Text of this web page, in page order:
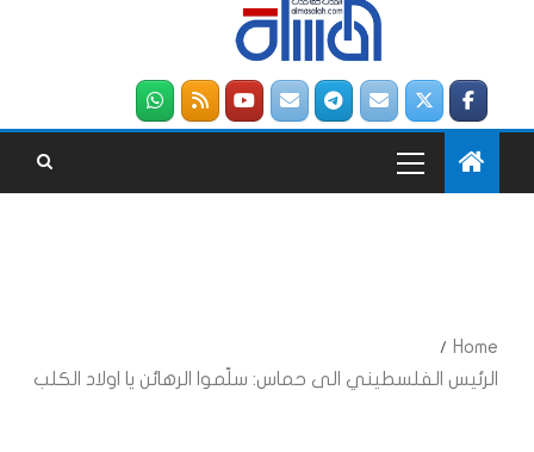
Home
الرئيس الفلسطيني الى حماس: سلّموا الرهائن يا اولاد الكلب